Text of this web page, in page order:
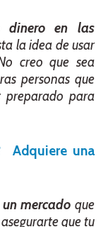
dinero en las
la idea de usar
creo que sea
personas que
preparado para
Adquiere una
mercado que
que tu